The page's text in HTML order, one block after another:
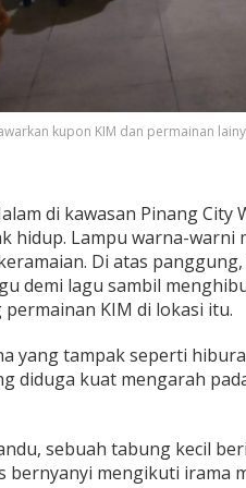
kupon KIM dan permainan
di kawasan Pinang City
hidup. Lampu warna-warni
Di atas
demi lagu sambil
KIM di lokasi itu.
yang tampak seperti
diduga kuat mengarah
sebuah tabung kecil
bernyanyi mengikuti irama